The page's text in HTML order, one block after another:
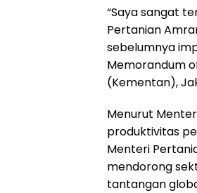
o
o
k
A
p
p
“Saya sangat
Pertanian
sebelumnya
Memorandum
(Kementan),
Menurut
produktivitas
Menteri
mendorong
tantangan